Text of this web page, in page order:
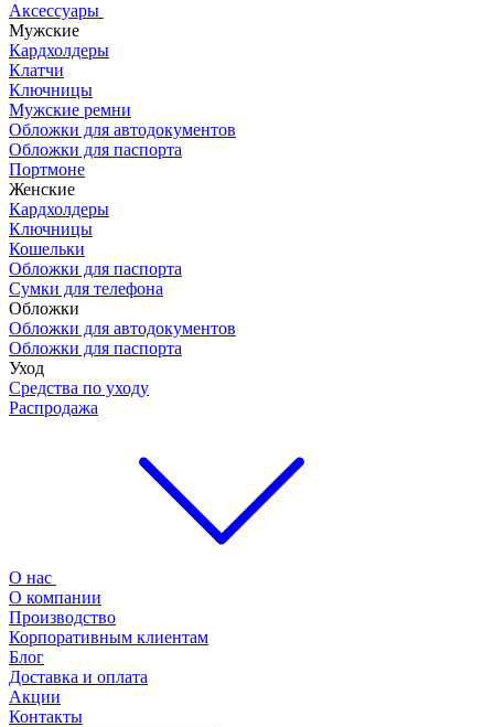
Аксессуары
Мужские
Кардхолдеры
Клатчи
Ключницы
Мужские ремни
Обложки для автодокументов
Обложки для паспорта
Портмоне
Женские
Кардхолдеры
Ключницы
Кошельки
Обложки для паспорта
Сумки для телефона
Обложки
Обложки для автодокументов
Обложки для паспорта
Уход
Средства по уходу
Распродажа
О нас
О компании
Производство
Корпоративным клиентам
Блог
Доставка и оплата
Акции
Контакты